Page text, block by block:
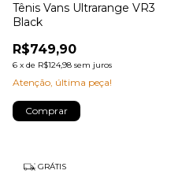
Tênis Vans Ultrarange VR3
Black
R$749,90
6 x de R$124,98 sem juros
Atenção, última peça!
Comprar
GRÁTIS